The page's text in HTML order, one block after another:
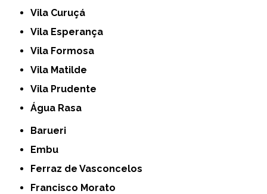
Vila Curuçá
Vila Esperança
Vila Formosa
Vila Matilde
Vila Prudente
Água Rasa
Barueri
Embu
Ferraz de Vasconcelos
Francisco Morato